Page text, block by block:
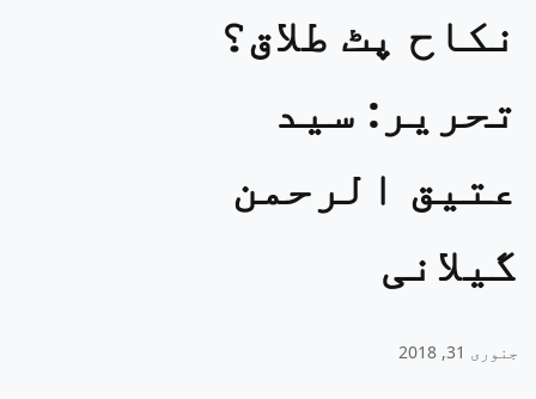
نکاح پٹ طلاق؟
تحریر: سید
عتیق الرحمن
گیلانی
جنوری 31, 2018